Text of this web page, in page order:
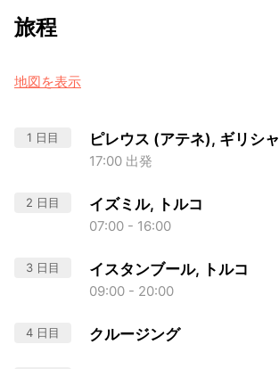
旅程
地図を表示
1 日目 ピレウス (アテネ), ギリシャ
17:00 出発
2 日目 イズミル, トルコ
07:00 - 16:00
3 日目 イスタンブール, トルコ
09:00 - 20:00
4 日目 クルージング